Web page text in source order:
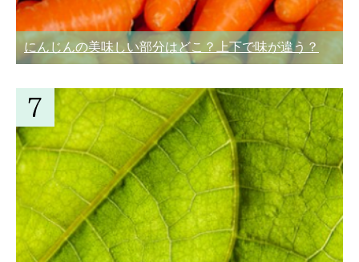
にんじんの美味しい部分はどこ？上下で味が違う？